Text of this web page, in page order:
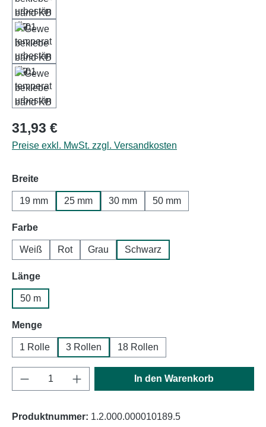
Regulärer Preis:
31,93 €
Preise exkl. MwSt. zzgl. Versandkosten
Breiteauswählen
19 mm 25 mm 30 mm 50 mm
Farbeauswählen
Weiß Rot Grau Schwarz
Längeauswählen
50 m
Mengeauswählen
1 Rolle 3 Rollen 18 Rollen
Produkt Anzahl: Gib den gewünschten
In den Warenkorb
Produktnummer: 1.2.000.000010189.5